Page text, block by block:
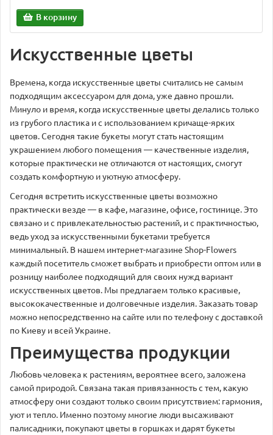
В корзину
Искусственные цветы
Времена, когда искусственные цветы считались не самым
подходящим аксессуаром для дома, уже давно прошли.
Минуло и время, когда искусственные цветы делались только
из грубого пластика и с использованием кричаще-ярких
цветов. Сегодня такие букеты могут стать настоящим
украшением любого помещения — качественные изделия,
которые практически не отличаются от настоящих, смогут
создать комфортную и уютную атмосферу.
Сегодня встретить искусственные цветы возможно
практически везде — в кафе, магазине, офисе, гостинице. Это
связано и с привлекательностью растений, и с практичностью,
ведь уход за искусственными букетами требуется
минимальный. В нашем интернет-магазине Shop-Flowers
каждый посетитель сможет выбрать и приобрести оптом или в
розницу наиболее подходящий для своих нужд вариант
искусственных цветов. Мы предлагаем только красивые,
высококачественные и долговечные изделия. Заказать товар
можно непосредственно на сайте или по телефону с доставкой
по Киеву и всей Украине.
Преимущества продукции
Любовь человека к растениям, вероятнее всего, заложена
самой природой. Связана такая привязанность с тем, какую
атмосферу они создают только своим присутствием: гармония,
уют и тепло. Именно поэтому многие люди высаживают
палисадники, покупают цветы в горшках и дарят букеты